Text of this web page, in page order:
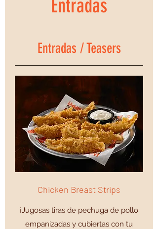
Entradas
Entradas / Teasers
Chicken Breast Strips
¡Jugosas tiras de pechuga de pollo
empanizadas y cubiertas con tu